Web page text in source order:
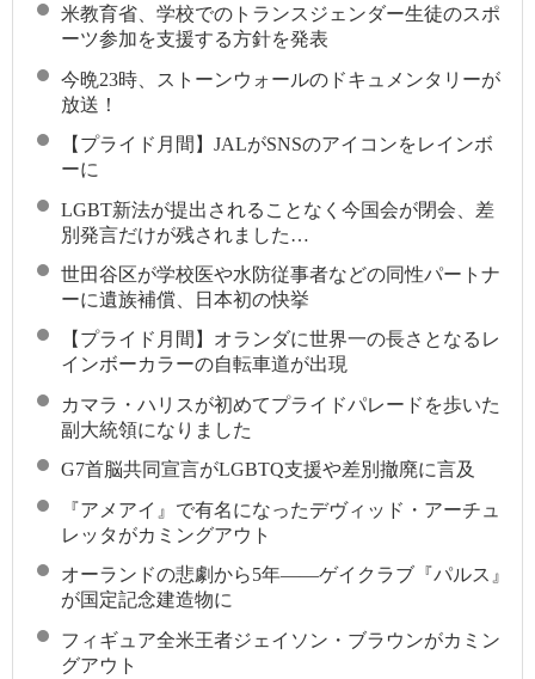
米教育省、学校でのトランスジェンダー生徒のスポ
ーツ参加を支援する方針を発表
今晩23時、ストーンウォールのドキュメンタリーが
放送！
【プライド月間】JALがSNSのアイコンをレインボ
ーに
LGBT新法が提出されることなく今国会が閉会、差
別発言だけが残されました…
世田谷区が学校医や水防従事者などの同性パートナ
ーに遺族補償、日本初の快挙
【プライド月間】オランダに世界一の長さとなるレ
インボーカラーの自転車道が出現
カマラ・ハリスが初めてプライドパレードを歩いた
副大統領になりました
G7首脳共同宣言がLGBTQ支援や差別撤廃に言及
『アメアイ』で有名になったデヴィッド・アーチュ
レッタがカミングアウト
オーランドの悲劇から5年――ゲイクラブ『パルス』
が国定記念建造物に
フィギュア全米王者ジェイソン・ブラウンがカミン
グアウト